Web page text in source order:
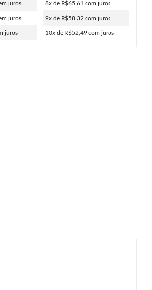
COMPRAR
juros
juros
juros
8x de R$65,61 com juros
9x de R$58,32 com juros
10x de R$52,49 com juros